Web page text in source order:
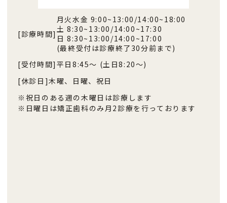
[診療時間]
月火水金 9:00~13:00/14:00~18:00
土 8:30~13:00/14:00~17:30
日 8:30~13:00/14:00~17:00
(最終受付は診療終了30分前まで)
[受付時間] 平日8:45〜 (土日8:20〜)
[休診日]木曜、日曜、祝日
※祝日のある週の木曜日は診療します
※日曜日は矯正歯科のみ月2診療を行っております